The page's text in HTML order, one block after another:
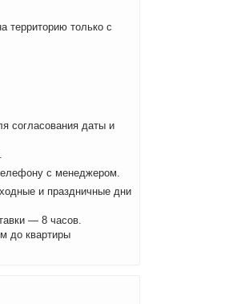
территорию только с
согласования даты и
с менеджером.
и праздничные дни
— 8 часов.
до квартиры